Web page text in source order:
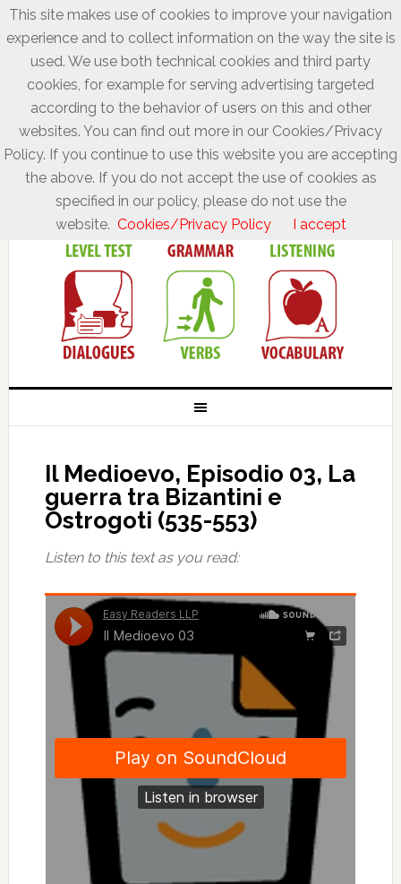
Il Medioevo, Episodio 03, La
guerra tra Bizantini e
Ostrogoti (535-553)
Listen to this text as you read:
This site makes use of cookies to improve your navigation
experience and to collect information on the way the site is
used. We use both technical cookies and third party
cookies, for example for serving advertising targeted
according to the behavior of users on this and other
websites. You can find out more in our Cookies/Privacy
Policy. If you continue to use this website you are accepting
the above. If you do not accept the use of cookies as
specified in our policy, please do not use the
website. Cookies/Privacy Policy I accept